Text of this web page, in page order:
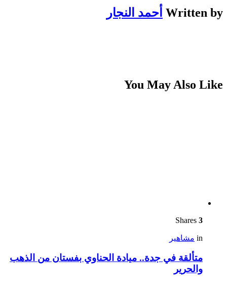
Written by أحمد النجار
You May Also Like
3
in مشاهير
متألقة في جدة.. ميادة الحناوي بفستان من الذهب
والحرير